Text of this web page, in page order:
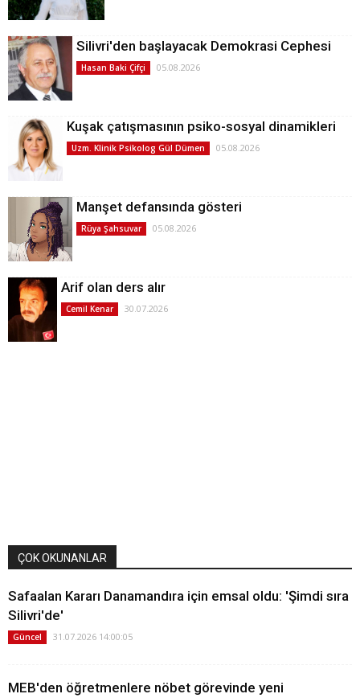
Silivri'den başlayacak Demokrasi Cephesi
Hasan Baki Çifçi 05.08.2026
Kuşak çatışmasının psiko-sosyal dinamikleri
Uzm. Klinik Psikolog Gül Dümen 05.08.2026
Manşet defansında gösteri
Rüya Şahsuvar 05.08.2026
Arif olan ders alır
Cemil Kenar 30.07.2026
ÇOK OKUNANLAR
Safaalan Kararı Danamandıra için emsal oldu: 'Şimdi sıra
Silivri'de'
Güncel 31.07.2026 14:00:05
MEB'den öğretmenlere nöbet görevinde yeni